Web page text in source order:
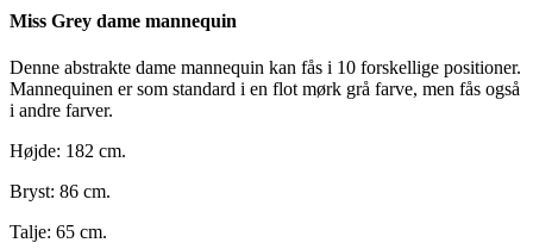
Miss Grey dame mannequin
Denne abstrakte dame mannequin kan fås i 10 forskellige positioner.
Mannequinen er som standard i en flot mørk grå farve, men fås også
i andre farver.
Højde: 182 cm.
Bryst: 86 cm.
Talje: 65 cm.